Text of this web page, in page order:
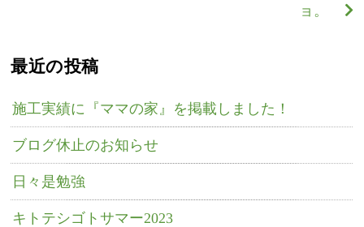
ョ。
最近の投稿
施工実績に『ママの家』を掲載しました！
ブログ休止のお知らせ
日々是勉強
キトテシゴトサマー2023